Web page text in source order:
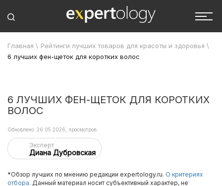
Главная \ Рейтинги лучших товаров для красоты и здоровья \
6 лучших фен-щеток для коротких волос
6 ЛУЧШИХ ФЕН-ЩЕТОК ДЛЯ КОРОТКИХ
ВОЛОС
Эксперт
Диана Дубровская
Обновлено: 26.05.2026, просмотров:
*Обзор лучших по мнению редакции expertology.ru. О критериях
отбора. Данный материал носит субъективный характер, не